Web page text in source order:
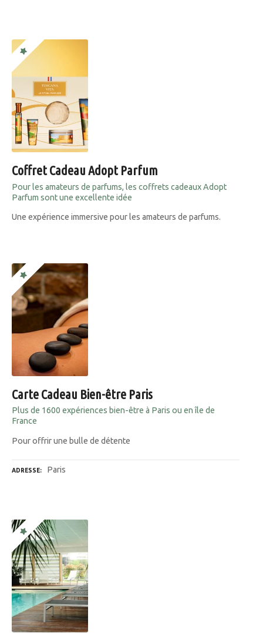
Coffret Cadeau Adopt Parfum
Pour les amateurs de parfums, les coffrets cadeaux Adopt
Parfum sont une excellente idée
Une expérience immersive pour les amateurs de parfums.
Carte Cadeau Bien-être Paris
Plus de 1600 expériences bien-être à Paris ou en île de
France
Pour offrir une bulle de détente
ADRESSE Paris